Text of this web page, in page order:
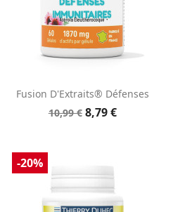
Aperçu rapide
Fusion D'Extraits® Défenses
10,99 € 8,79 €
-20%